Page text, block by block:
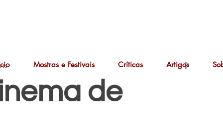
Mostras e Festivais Críticas Artigos
de